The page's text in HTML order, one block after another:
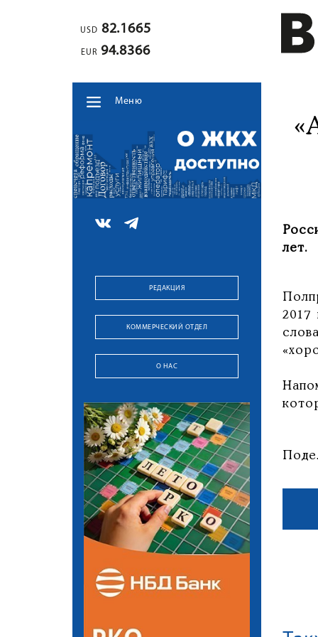
USD 82.1665
EUR 94.8366
Меню
РЕДАКЦИЯ
КОММЕРЧЕСКИЙ ОТДЕЛ
О НАС
лет.
2017